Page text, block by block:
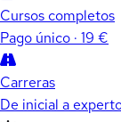
Cursos completos
Pago único · 19 €
Carreras
De inicial a